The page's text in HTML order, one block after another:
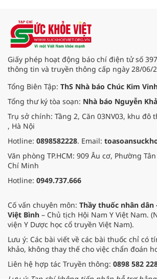
Giấy phép hoạt động báo chí điện tử số
thông tin và truyền thông cấp ngày 28/06/
Tổng Biên Tập: ThS Nhà báo Chúc Kim
Tổng thư ký tòa soạn: Nhà báo Nguyễn
Trụ sở chính: Tầng 2, Căn 03NV03, khu đô
, Hà Nội
Hotline: 0898582228. Email:
Văn phòng TP.HCM: 909 Âu cơ, Phường
Chí Minh
Hotline: 0949.737.666
Cố vấn chuyên môn: Thầy thuốc nhân dân
Việt Bình – Chủ tịch Hội Nam Y Việt Nam.
viện Y Dược học cổ truyền Việt Nam).
Lưu ý: Các bài viết về các bài thuốc chỉ có
khảo, không thay thế cho việc chẩn đoán
Liên hệ hợp tác Truyền thông: 0898 582